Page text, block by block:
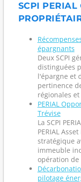
SCPI PERIAL
épargnants
Deux SCPI
distinguées
l'épargne et
pertinence
régionales et
PERIAL
Trévise
La SCPI
PERIAL
stratégique
immeuble
opération de
pilotage